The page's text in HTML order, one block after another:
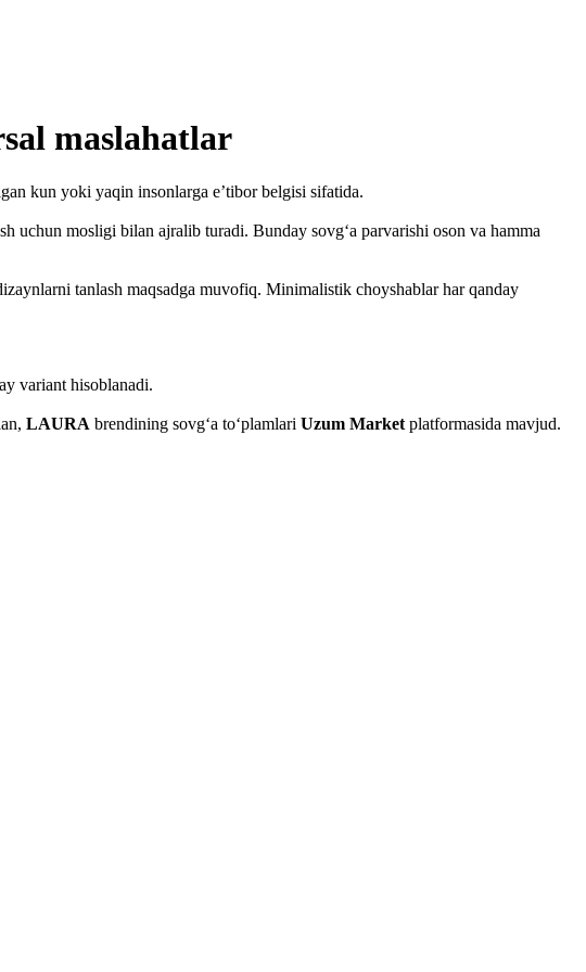
maslahatlar
kun yoki yaqin insonlarga e’tibor belgisi sifatida.
mosligi bilan ajralib turadi. Bunday sovg‘a parvarishi oson va hamma
tanlash maqsadga muvofiq. Minimalistik choyshablar har qanday
variant hisoblanadi.
LAURA brendining sovg‘a to‘plamlari Uzum Market platformasida mavjud.